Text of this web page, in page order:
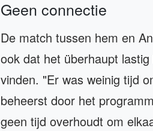
Geen connectie
De match tussen hem en
ook dat het überhaupt
vinden. "Er was weinig tijd
beheerst door het
geen tijd overhoudt om